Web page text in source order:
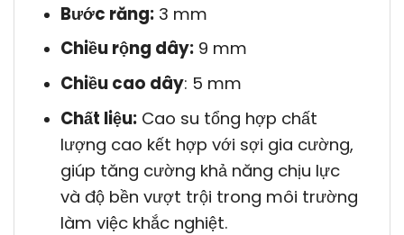
Bước răng:3 mm
Chiều rộng dây:9 mm
Chiều cao dây: 5 mm
Chất liệu:Cao su tổng hợp chất
lượng cao kết hợp với sợi gia cường,
giúp tăng cường khả năng chịu lực
và độ bền vượt trội trong môi trường
làm việc khắc nghiệt.